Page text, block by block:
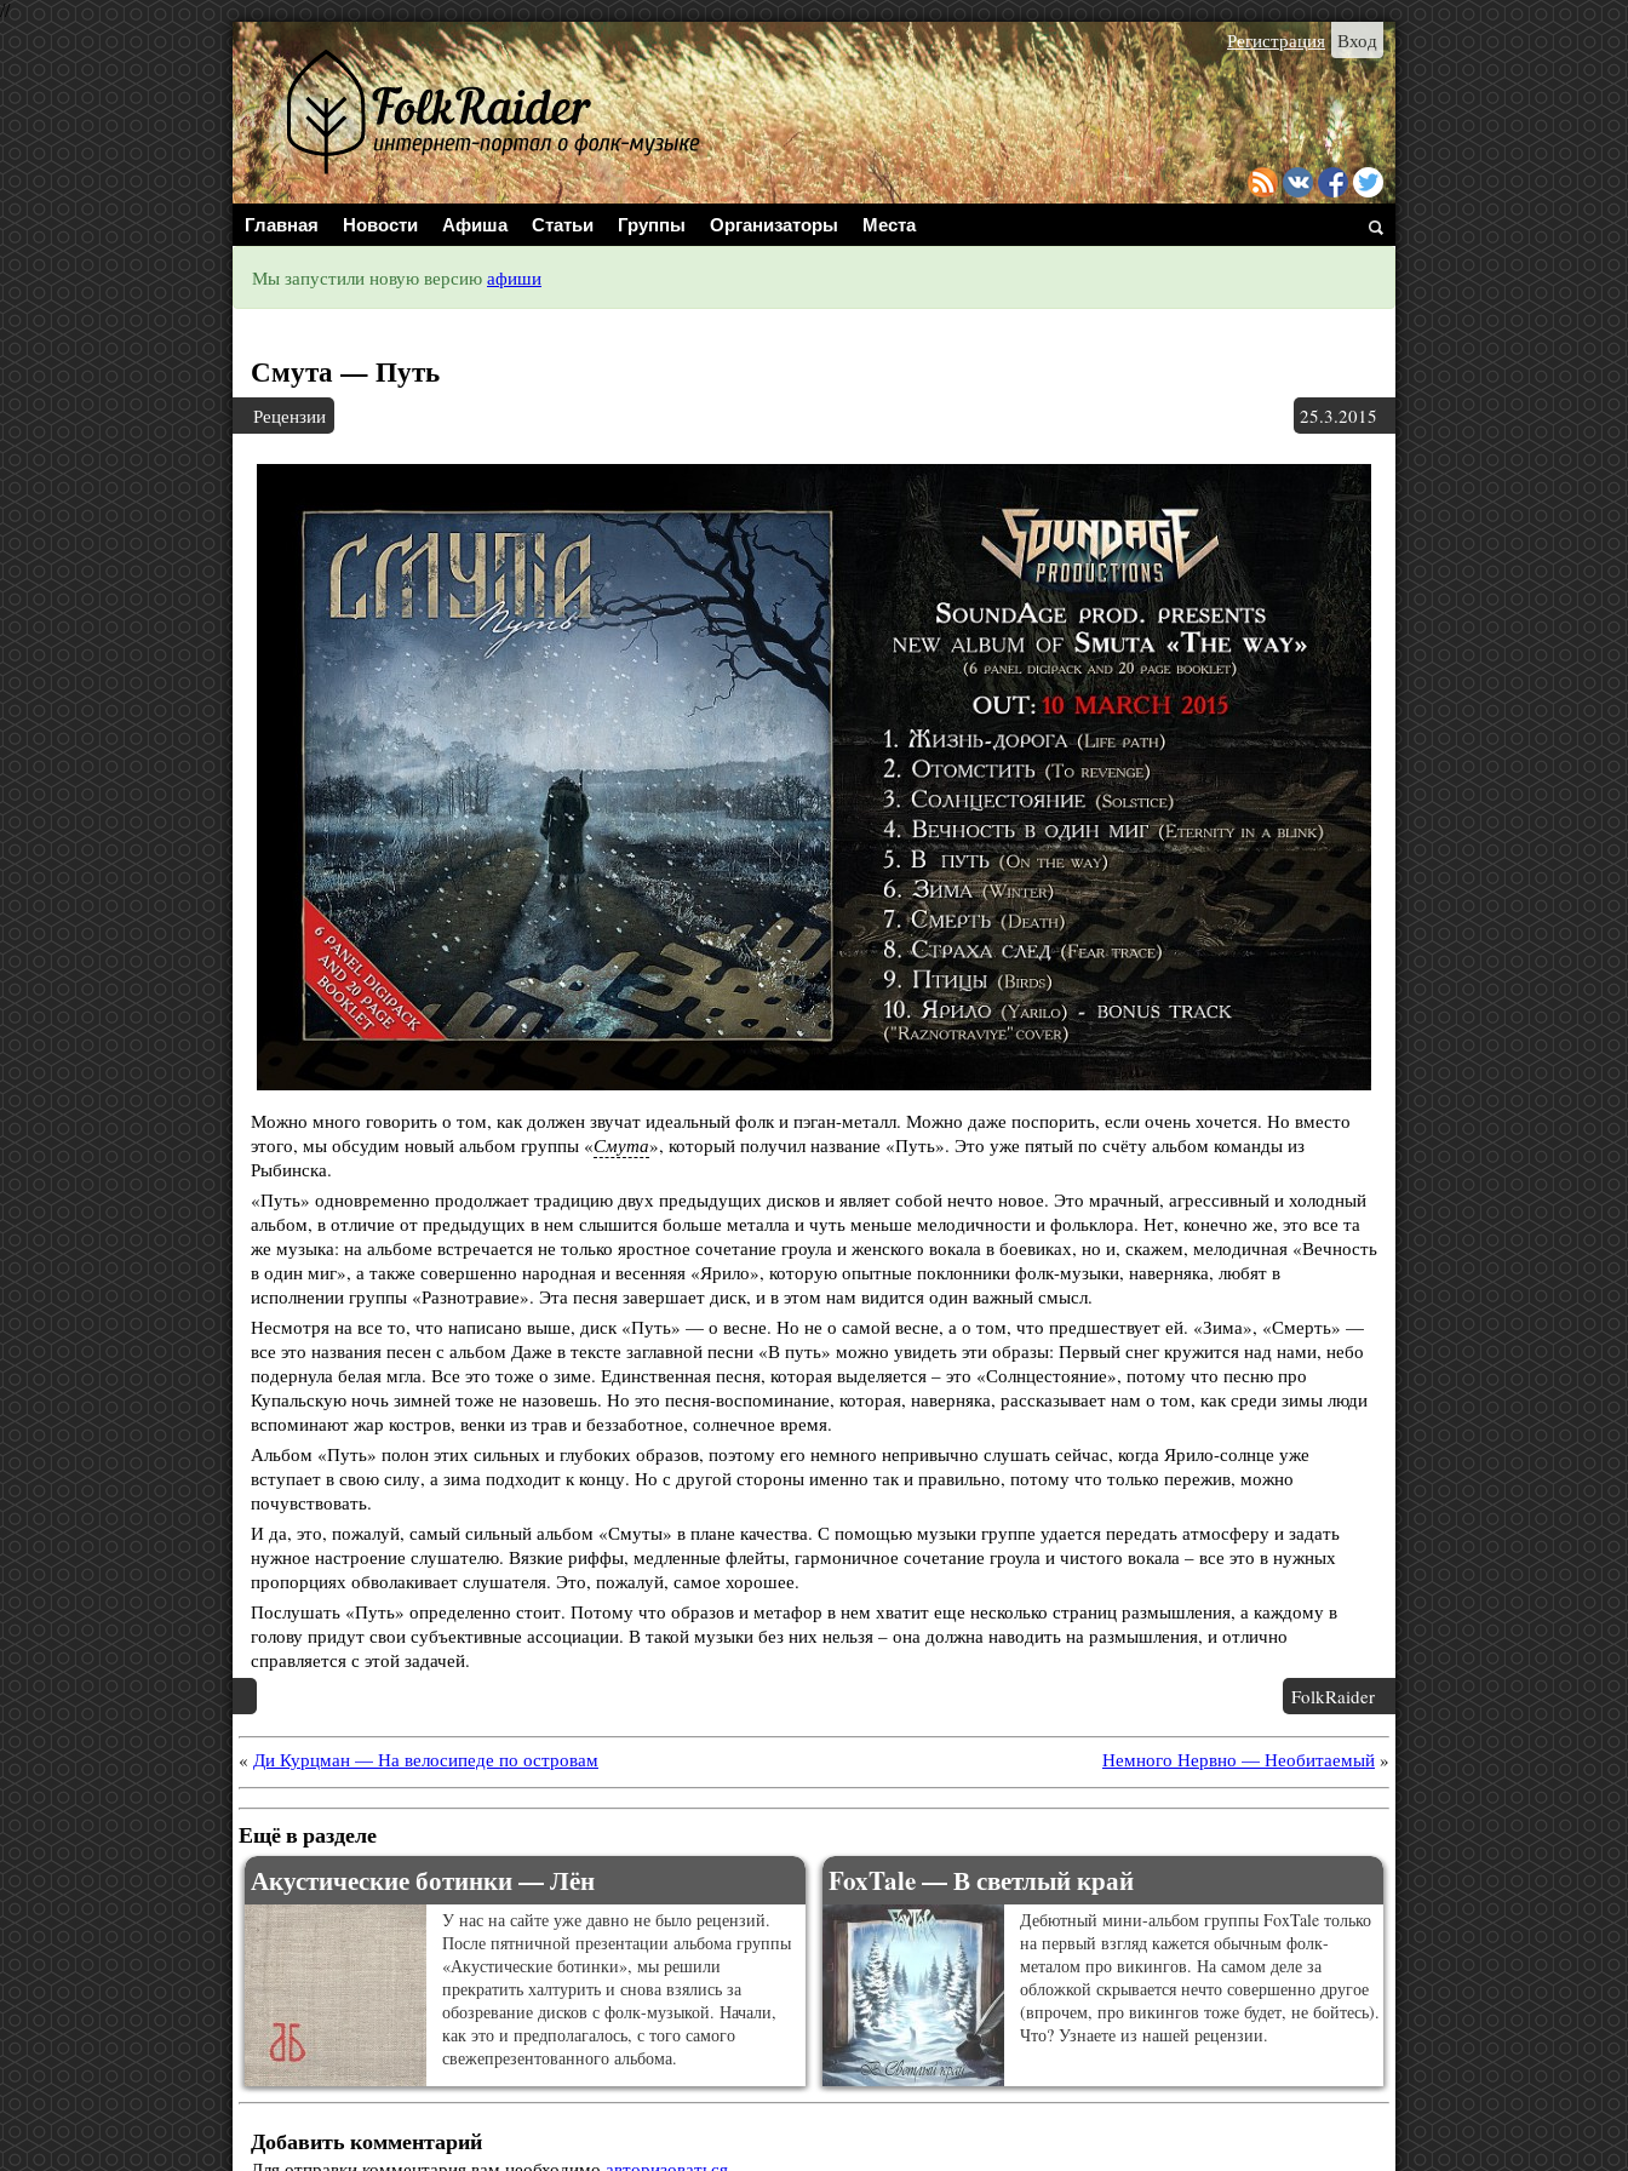
//
Вход
Регистрация
Главная Новости Афиша Статьи Группы Организаторы Места
Мы запустили новую версию афиши
Смута — Путь
Рецензии 25.3.2015
Можно много говорить о том, как должен звучат идеальный фолк и пэган-металл. Можно даже поспорить, если очень хочется. Но вместо
этого, мы обсудим новый альбом группы «Смута», который получил название «Путь». Это уже пятый по счёту альбом команды из
Рыбинска.
«Путь» одновременно продолжает традицию двух предыдущих дисков и являет собой нечто новое. Это мрачный, агрессивный и холодный
альбом, в отличие от предыдущих в нем слышится больше металла и чуть меньше мелодичности и фольклора. Нет, конечно же, это все та
же музыка: на альбоме встречается не только яростное сочетание гроула и женского вокала в боевиках, но и, скажем, мелодичная «Вечность
в один миг», а также совершенно народная и весенняя «Ярило», которую опытные поклонники фолк-музыки, наверняка, любят в
исполнении группы «Разнотравие». Эта песня завершает диск, и в этом нам видится один важный смысл.
Несмотря на все то, что написано выше, диск «Путь» — о весне. Но не о самой весне, а о том, что предшествует ей. «Зима», «Смерть» —
все это названия песен с альбом Даже в тексте заглавной песни «В путь» можно увидеть эти образы: Первый снег кружится над нами, небо
подернула белая мгла. Все это тоже о зиме. Единственная песня, которая выделяется – это «Солнцестояние», потому что песню про
Купальскую ночь зимней тоже не назовешь. Но это песня-воспоминание, которая, наверняка, рассказывает нам о том, как среди зимы люди
вспоминают жар костров, венки из трав и беззаботное, солнечное время.
Альбом «Путь» полон этих сильных и глубоких образов, поэтому его немного непривычно слушать сейчас, когда Ярило-солнце уже
вступает в свою силу, а зима подходит к концу. Но с другой стороны именно так и правильно, потому что только пережив, можно
почувствовать.
И да, это, пожалуй, самый сильный альбом «Смуты» в плане качества. С помощью музыки группе удается передать атмосферу и задать
нужное настроение слушателю. Вязкие риффы, медленные флейты, гармоничное сочетание гроула и чистого вокала – все это в нужных
пропорциях обволакивает слушателя. Это, пожалуй, самое хорошее.
Послушать «Путь» определенно стоит. Потому что образов и метафор в нем хватит еще несколько страниц размышления, а каждому в
голову придут свои субъективные ассоциации. В такой музыки без них нельзя – она должна наводить на размышления, и отлично
справляется с этой задачей.
FolkRaider
« Ди Курцман — На велосипеде по островам Немного Нервно — Необитаемый »
Ещё в разделе
Акустические ботинки — Лён
У нас на сайте уже давно не было рецензий.
После пятничной презентации альбома группы
«Акустические ботинки», мы решили
прекратить халтурить и снова взялись за
обозревание дисков с фолк-музыкой. Начали,
как это и предполагалось, с того самого
свежепрезентованного альбома.
FoxTale — В светлый край
Дебютный мини-альбом группы FoxTale только
на первый взгляд кажется обычным фолк-
металом про викингов. На самом деле за
обложкой скрывается нечто совершенно другое
(впрочем, про викингов тоже будет, не бойтесь).
Что? Узнаете из нашей рецензии.
Добавить комментарий